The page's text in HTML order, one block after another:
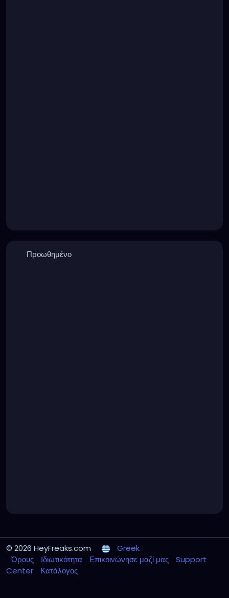
Προωθημένο
© 2026 HeyFreaks.com
Greek
Όρους
Ιδιωτικότητα Επικοινώνησε μαζί μας
Support
Center
Κατάλογος